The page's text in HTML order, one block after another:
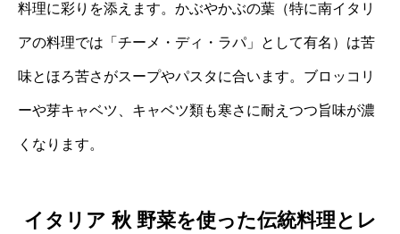
料理に彩りを添えます。かぶやかぶの葉（特に南イタリ
アの料理では「チーメ・ディ・ラパ」として有名）は苦
味とほろ苦さがスープやパスタに合います。ブロッコリ
ーや芽キャベツ、キャベツ類も寒さに耐えつつ旨味が濃
くなります。
イタリア 秋 野菜を使った伝統料理とレ